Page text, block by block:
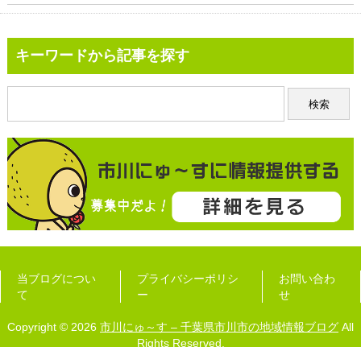
キーワードから記事を探す
当ブログについ
て
プライバシーポリシ
ー
お問い合わ
せ
Copyright © 2026 市川にゅ～す – 千葉県市川市の地域情報ブログ All
Rights Reserved.